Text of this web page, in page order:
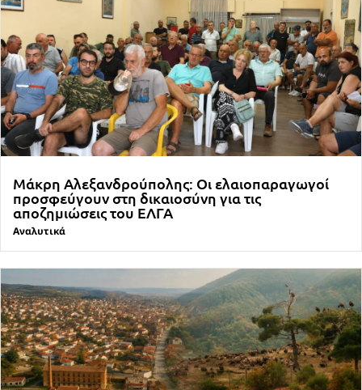
Μάκρη Αλεξανδρούπολης: Οι ελαιοπαραγωγοί
προσφεύγουν στη δικαιοσύνη για τις
αποζημιώσεις του ΕΛΓΑ
Αναλυτικά